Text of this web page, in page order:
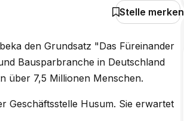
Stelle merken
den Grundsatz "Das Füreinander
Bausparbranche in Deutschland
über 7,5 Millionen Menschen.
Geschäftsstelle Husum. Sie erwartet